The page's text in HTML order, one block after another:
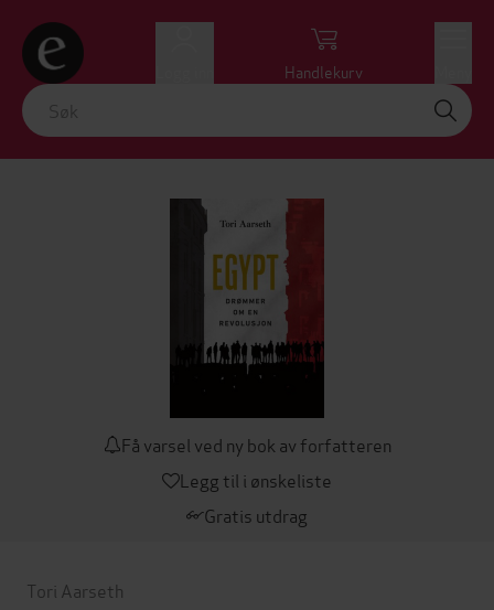
Handlekurv
Få varsel ved ny bok av forfatteren
Legg til i ønskeliste
Gratis utdrag
Tori Aarseth